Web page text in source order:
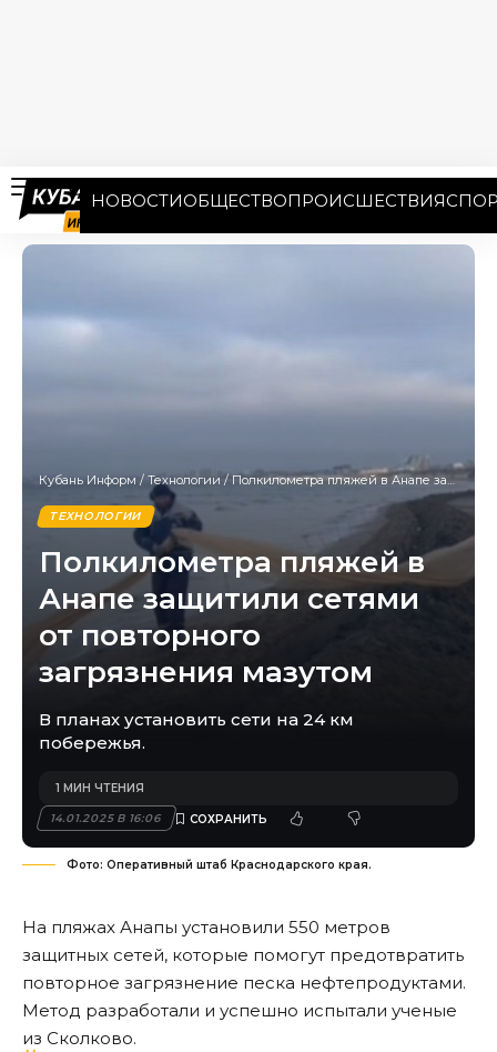
НОВОСТИОБЩЕСТВОПРОИСШЕСТВИЯ
Кубань Информ / Технологии / Полкилометра пляжей в Анапе защитили сетями от повторного загрязнения мазутом
ТЕХНОЛОГИИ
Полкилометра пляжей в
Анапе защитили сетями
от повторного
загрязнения мазутом
В планах установить сети на 24 км
побережья.
14.01.2025 В 16:06
1 МИН ЧТЕНИЯ
Фото: Оперативный штаб Краснодарского края.
На пляжах Анапы установили 550 метров
защитных сетей, которые помогут предотвратить
повторное загрязнение песка нефтепродуктами.
Метод разработали и успешно испытали ученые
из Сколково.